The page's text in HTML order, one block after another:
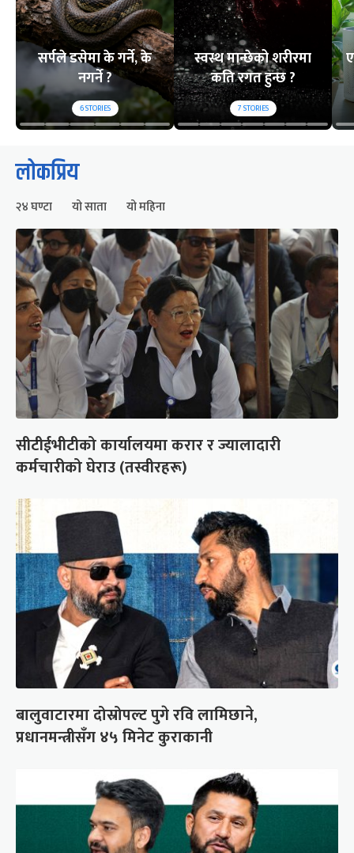
सर्पले डसेमा के गर्ने, के
नगर्ने ?
6STORIES
स्वस्थ मान्छेको शरीरमा
कति रगत हुन्छ ?
7STORIES
लोकप्रिय
२४ घण्टा यो साता यो महिना
सीटीईभीटीको कार्यालयमा करार र ज्यालादारी
कर्मचारीको घेराउ (तस्वीरहरू)
बालुवाटारमा दोस्रोपल्ट पुगे रवि लामिछाने,
प्रधानमन्त्रीसँग ४५ मिनेट कुराकानी